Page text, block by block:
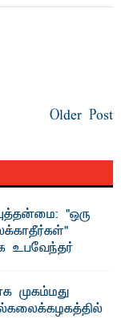
Older Post
"ஒரு
–
உபவேந்தர்
என்னால்
மாணவரும் ...
முகம்மது